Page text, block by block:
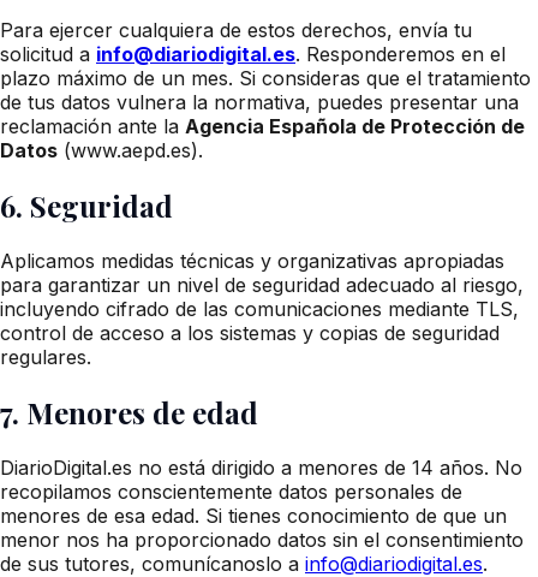
Para ejercer cualquiera de estos derechos, envía tu
solicitud a info@diariodigital.es. Responderemos en el
plazo máximo de un mes. Si consideras que el tratamiento
de tus datos vulnera la normativa, puedes presentar una
reclamación ante la Agencia Española de Protección de
Datos (www.aepd.es).
6. Seguridad
Aplicamos medidas técnicas y organizativas apropiadas
para garantizar un nivel de seguridad adecuado al riesgo,
incluyendo cifrado de las comunicaciones mediante TLS,
control de acceso a los sistemas y copias de seguridad
regulares.
7. Menores de edad
DiarioDigital.es no está dirigido a menores de 14 años. No
recopilamos conscientemente datos personales de
menores de esa edad. Si tienes conocimiento de que un
menor nos ha proporcionado datos sin el consentimiento
de sus tutores, comunícanoslo a info@diariodigital.es.